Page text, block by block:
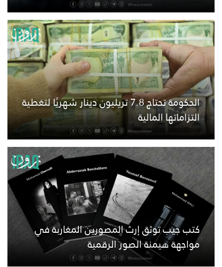
الحكومة تحتاج 7.8 تريليون دينار شهريًا لتغطية
التزاماتها المالية
كتب جيب توثق إرث المصورين المغاربة في
مواجهة هيمنة الصور الرقمية